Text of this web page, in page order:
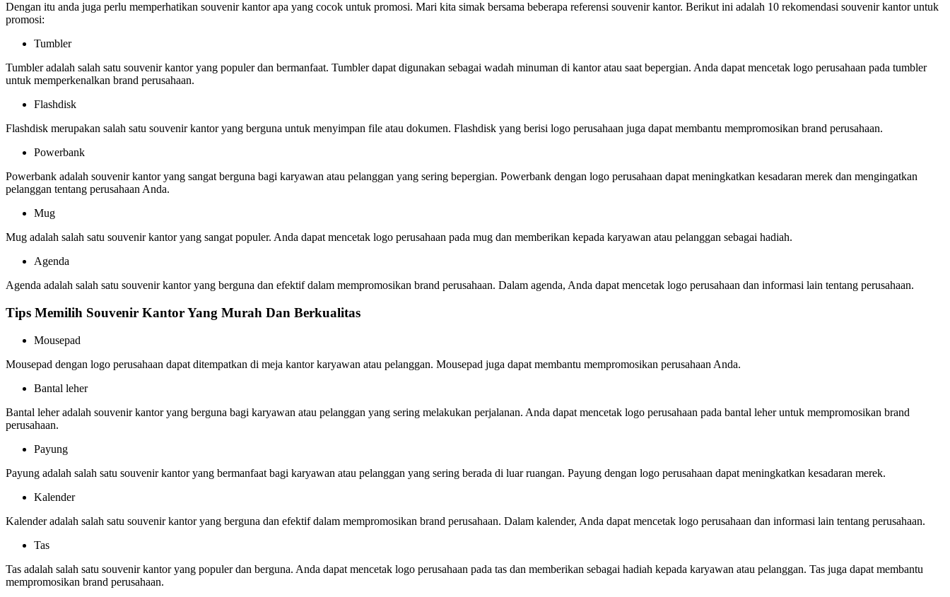
Dengan itu anda juga perlu memperhatikan souvenir kantor apa yang cocok untuk promosi. Mari kita simak bersama beberapa referensi souvenir kantor. Berikut ini adalah 10 rekomendasi souvenir kantor untuk
promosi:
Tumbler
Tumbler adalah salah satu souvenir kantor yang populer dan bermanfaat. Tumbler dapat digunakan sebagai wadah minuman di kantor atau saat bepergian. Anda dapat mencetak logo perusahaan pada tumbler
untuk memperkenalkan brand perusahaan.
Flashdisk
Flashdisk merupakan salah satu souvenir kantor yang berguna untuk menyimpan file atau dokumen. Flashdisk yang berisi logo perusahaan juga dapat membantu mempromosikan brand perusahaan.
Powerbank
Powerbank adalah souvenir kantor yang sangat berguna bagi karyawan atau pelanggan yang sering bepergian. Powerbank dengan logo perusahaan dapat meningkatkan kesadaran merek dan mengingatkan
pelanggan tentang perusahaan Anda.
Mug
Mug adalah salah satu souvenir kantor yang sangat populer. Anda dapat mencetak logo perusahaan pada mug dan memberikan kepada karyawan atau pelanggan sebagai hadiah.
Agenda
Agenda adalah salah satu souvenir kantor yang berguna dan efektif dalam mempromosikan brand perusahaan. Dalam agenda, Anda dapat mencetak logo perusahaan dan informasi lain tentang perusahaan.
Tips Memilih Souvenir Kantor Yang Murah Dan Berkualitas
Mousepad
Mousepad dengan logo perusahaan dapat ditempatkan di meja kantor karyawan atau pelanggan. Mousepad juga dapat membantu mempromosikan perusahaan Anda.
Bantal leher
Bantal leher adalah souvenir kantor yang berguna bagi karyawan atau pelanggan yang sering melakukan perjalanan. Anda dapat mencetak logo perusahaan pada bantal leher untuk mempromosikan brand
perusahaan.
Payung
Payung adalah salah satu souvenir kantor yang bermanfaat bagi karyawan atau pelanggan yang sering berada di luar ruangan. Payung dengan logo perusahaan dapat meningkatkan kesadaran merek.
Kalender
Kalender adalah salah satu souvenir kantor yang berguna dan efektif dalam mempromosikan brand perusahaan. Dalam kalender, Anda dapat mencetak logo perusahaan dan informasi lain tentang perusahaan.
Tas
Tas adalah salah satu souvenir kantor yang populer dan berguna. Anda dapat mencetak logo perusahaan pada tas dan memberikan sebagai hadiah kepada karyawan atau pelanggan. Tas juga dapat membantu
mempromosikan brand perusahaan.